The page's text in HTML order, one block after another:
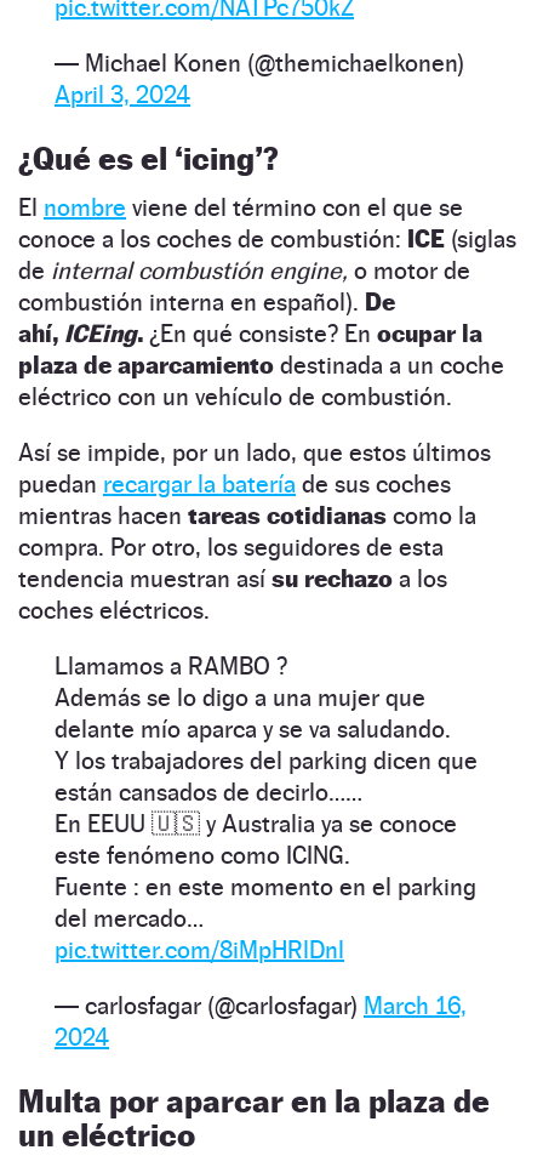
pic.twitter.com/NATPc750kZ
— Michael Konen (@themichaelkonen)
April 3, 2024
¿Qué es el ‘icing’?
El nombre viene del término con el que se
conoce a los coches de combustión: ICE (siglas
de internal combustión engine, o motor de
combustión interna en español). De
ahí, ICEing. ¿En qué consiste? En ocupar la
plaza de aparcamiento destinada a un coche
eléctrico con un vehículo de combustión.
Así se impide, por un lado, que estos últimos
puedan recargar la batería de sus coches
mientras hacen tareas cotidianas como la
compra. Por otro, los seguidores de esta
tendencia muestran así su rechazo a los
coches eléctricos.
Llamamos a RAMBO ?
Además se lo digo a una mujer que
delante mío aparca y se va saludando.
Y los trabajadores del parking dicen que
están cansados de decirlo……
En EEUU 🇺🇸 y Australia ya se conoce
este fenómeno como ICING.
Fuente : en este momento en el parking
del mercado…
pic.twitter.com/8iMpHRlDnl
— carlosfagar (@carlosfagar) March 16,
2024
Multa por aparcar en la plaza de
un eléctrico